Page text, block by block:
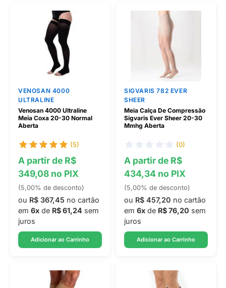
VENOSAN 4000
ULTRALINE
Venosan 4000 Ultraline
Meia Coxa 20-30 Normal
Aberta
(5)
A partir de R$
349,08 no PIX
(5,00% de desconto)
ou R$ 367,45 no cartão
em 6x de R$ 61,24 sem
juros
Adicionar ao Carrinho
SIGVARIS 782 EVER
SHEER
Meia Calça De Compressão
Sigvaris Ever Sheer 20-30
Mmhg Aberta
(0)
A partir de R$
434,34 no PIX
(5,00% de desconto)
ou R$ 457,20 no cartão
em 6x de R$ 76,20 sem
juros
Adicionar ao Carrinho